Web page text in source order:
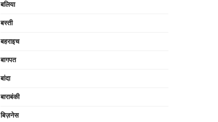
बलिया
बस्ती
बहराइच
बागपत
बांदा
बाराबंकी
बिज़नेस